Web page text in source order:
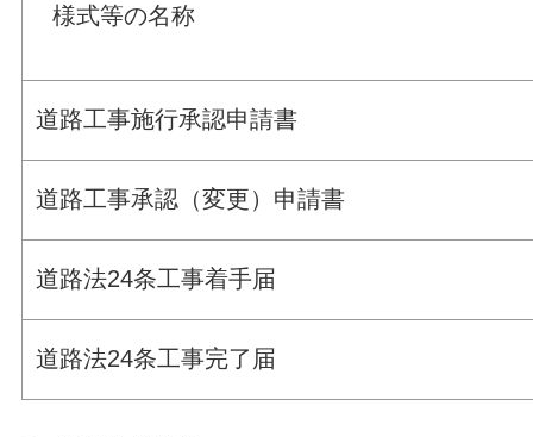
様式等の名称
道路工事施行承認申請書
道路工事承認（変更）申請書
道路法24条工事着手届
道路法24条工事完了届